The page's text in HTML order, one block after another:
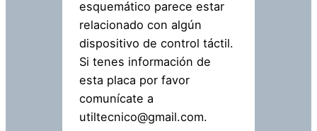
esquemático parece estar
relacionado con algún
dispositivo de control táctil.
Si tenes información de
esta placa por favor
comunícate a
utiltecnico@gmail.com.